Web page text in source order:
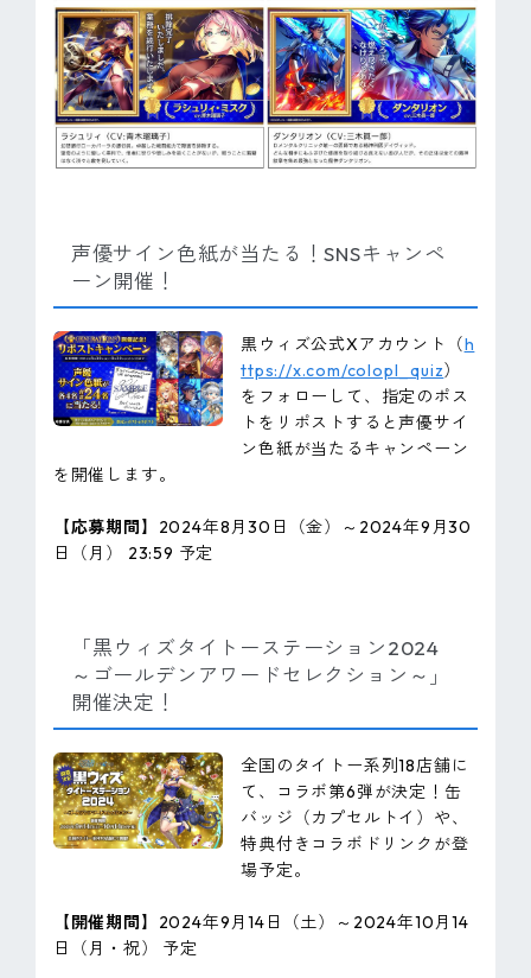
声優サイン色紙が当たる！SNSキャンペ
ーン開催！
黒ウィズ公式Xアカウント（h
ttps://x.com/colopl_quiz）
をフォローして、指定のポス
トをリポストすると声優サイ
ン色紙が当たるキャンペーン
を開催します。
【応募期間】 2024年8月30日（金）～2024年9月30
日（月） 23:59 予定
「黒ウィズタイトーステーション2024
～ゴールデンアワードセレクション～」
開催決定！
全国のタイトー系列18店舗に
て、コラボ第6弾が決定！缶
バッジ（カプセルトイ）や、
特典付きコラボドリンクが登
場予定。
【開催期間】 2024年9月14日（土）～2024年10月14
日（月・祝） 予定